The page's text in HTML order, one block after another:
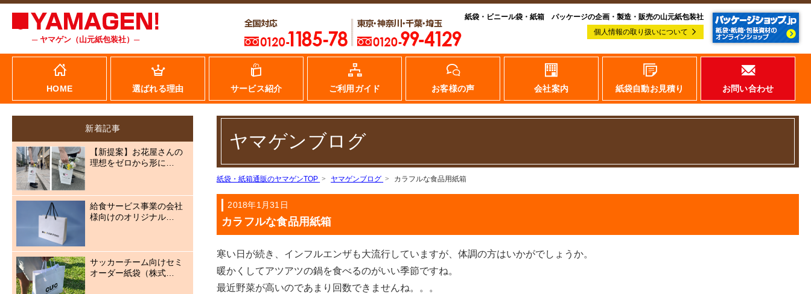
─ ヤマゲン（山元紙包装社）─
紙袋・ビニール袋・紙箱 パッケージの企画・製造・販売の山元紙包装社
個人情報の取り扱いについて
HOME 選ばれる理由 サービス紹介 ご利用ガイド お客様の声 会社案内 紙袋自動お見積り お問い合わせ
ヤマゲンブログ
紙袋・紙箱通販のヤマゲンTOP ヤマゲンブログ カラフルな食品用紙箱
2018年1月31日
カラフルな食品用紙箱
寒い日が続き、インフルエンザも大流行していますが、体調の方はいかがでしょうか。
暖かくしてアツアツの鍋を食べるのがいい季節ですね。
最近野菜が高いのであまり回数できませんね。。。
新着記事
【新提案】お花屋さんの
理想をゼロから形に…
給食サービス事業の会社
様向けのオリジナル…
サッカーチーム向けセミ
オーダー紙袋（株式…